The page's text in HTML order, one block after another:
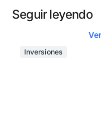
Seguir leyendo
Inversiones